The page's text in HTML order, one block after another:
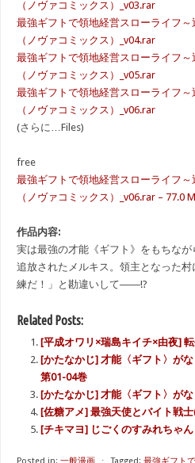
（ノヴァコミックス）_v03.rar
最強ギフトで領地経営スローライフ
（ノヴァコミックス）_v04.rar
最強ギフトで領地経営スローライフ
（ノヴァコミックス）_v05.rar
最強ギフトで領地経営スローライフ
（ノヴァコミックス）_v06.rar
(さらに…Files)
free
最強ギフトで領地経営スローライフ
（ノヴァコミックス）_v06.rar – 77.0
作品内容:
実は最強の才能《ギフト》をもちな
追放されたメルキス。領主となった
練だ！」と勘違いして――!?
Related Posts:
[平成オワリ×瑞島キイチ×由夜]
[かたなかじ] 才能〈ギフト〉が
第01-04巻
[かたなかじ] 才能〈ギフト〉が
[佐糖アメ] 最強天使とバイト戦
[チキマヨ] じごくのすみれちゃ